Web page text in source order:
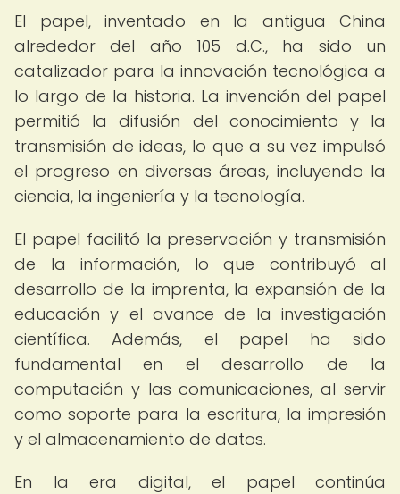
El papel, inventado en la antigua China
alrededor del año 105 d.C., ha sido un
catalizador para la innovación tecnológica a
lo largo de la historia. La invención del papel
permitió la difusión del conocimiento y la
transmisión de ideas, lo que a su vez impulsó
el progreso en diversas áreas, incluyendo la
ciencia, la ingeniería y la tecnología.
El papel facilitó la preservación y transmisión
de la información, lo que contribuyó al
desarrollo de la imprenta, la expansión de la
educación y el avance de la investigación
científica. Además, el papel ha sido
fundamental en el desarrollo de la
computación y las comunicaciones, al servir
como soporte para la escritura, la impresión
y el almacenamiento de datos.
En la era digital, el papel continúa